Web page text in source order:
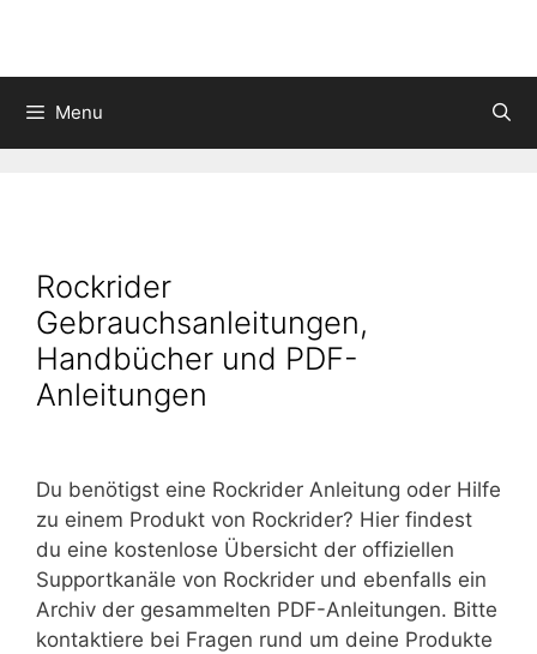
Menu
Rockrider
Gebrauchsanleitungen,
Handbücher und PDF-
Anleitungen
Du benötigst eine Rockrider Anleitung oder Hilfe
zu einem Produkt von Rockrider? Hier findest
du eine kostenlose Übersicht der offiziellen
Supportkanäle von Rockrider und ebenfalls ein
Archiv der gesammelten PDF-Anleitungen. Bitte
kontaktiere bei Fragen rund um deine Produkte